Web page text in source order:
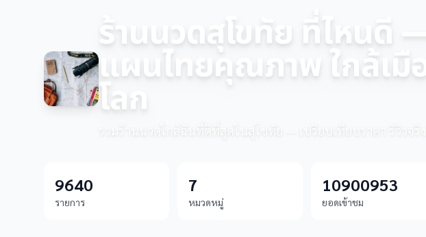
ร้านนวดสุโขทัย ที่ไหนดี
แผนไทยคุณภาพ ใกล้เมื
โลก
รวมร้านนวดใกล้ฉันที่ดีที่สุดในสุโขทัย — เปรียบเทียบราคา รีวิวจริง
9640
รายการ
7
หมวดหมู่
10900953
ยอดเข้าชม